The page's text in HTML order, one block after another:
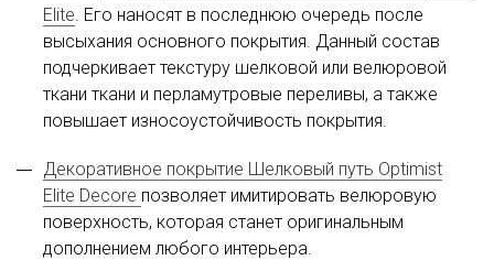
Elite. Его наносят в последнюю очередь после
высыхания основного покрытия. Данный состав
подчеркивает текстуру шелковой или велюровой
ткани ткани и перламутровые переливы, а также
повышает износоустойчивость покрытия.
Декоративное покрытие Шелковый путь Optimist
Elite Decore позволяет имитировать велюровую
поверхность, которая станет оригинальным
дополнением любого интерьера.